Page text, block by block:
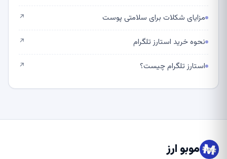
مزایای شکلات برای سلامتی پوست ↗
نحوه خرید استارز تلگرام ↗
استارز تلگرام چیست؟ ↗
موبو ارز